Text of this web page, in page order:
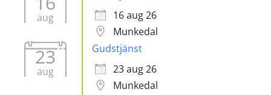
aug
16 aug 26
Munkedal
23
aug
Gudstjänst
23 aug 26
Munkedal